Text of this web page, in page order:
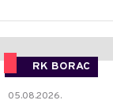
RK BORAC
05.08.2026.